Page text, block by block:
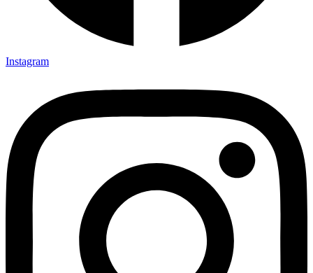
Instagram